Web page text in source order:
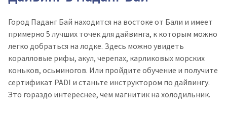
Город Паданг Бай находится на востоке от Бали и имеет
примерно 5 лучших точек для дайвинга, к которым можно
легко добраться на лодке. Здесь можно увидеть
коралловые рифы, акул, черепах, карликовых морских
коньков, осьминогов. Или пройдите обучение и получите
сертификат PADI и станьте инструктором по дайвингу.
Это гораздо интереснее, чем магнитик на холодильник.